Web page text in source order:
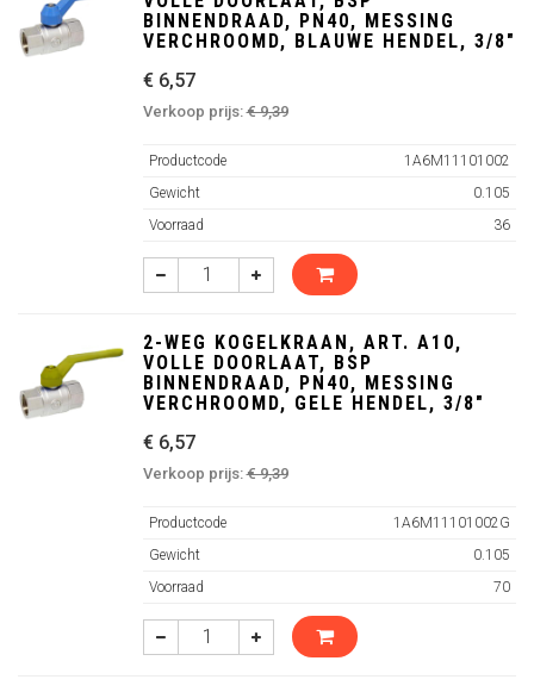
BINNENDRAAD, PN40, MESSING
VERCHROOMD, BLAUWE HENDEL, 3/8"
€ 6,57
Verkoop prijs:€ 9,39
Productcode
1A6M11101002
Gewicht
0.105
Voorraad
36
2-WEG KOGELKRAAN, ART. A10,
VOLLE DOORLAAT, BSP
BINNENDRAAD, PN40, MESSING
VERCHROOMD, GELE HENDEL, 3/8"
€ 6,57
Verkoop prijs:€ 9,39
Productcode
1A6M11101002G
Gewicht
0.105
Voorraad
70